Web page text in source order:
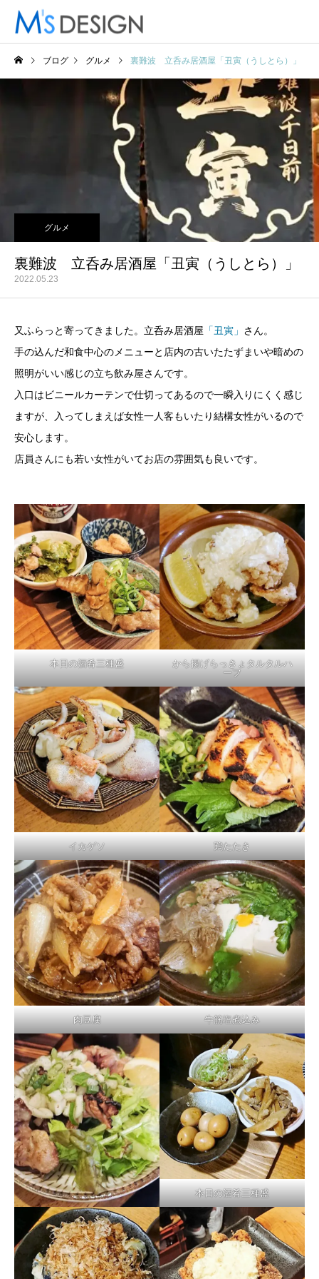
ブログ グルメ 裏難波 立呑み居酒屋「丑寅（うしとら）」
グルメ
裏難波 立呑み居酒屋「丑寅（うしとら）」
2022.05.23
又ふらっと寄ってきました。立呑み居酒屋 「丑寅」 さん。
手の込んだ和食中心のメニューと店内の古いたたずまいや暗めの
照明がいい感じの立ち飲み屋さんです。
入口はビニールカーテンで仕切ってあるので一瞬入りにくく感じ
ますが、入ってしまえば女性一人客もいたり結構女性がいるので
安心します。
店員さんにも若い女性がいてお店の雰囲気も良いです。
本日の酒肴三種盛
から揚げらっきょタルタルハ
ーフ
イカゲソ 鶏たたき
肉豆腐 牛筋塩煮込み
本日の酒肴三種盛